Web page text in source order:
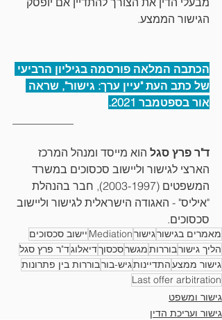
הגישור הממצע.
הכתבה המלאה פורסמה בגיליון הרביעי
של כתב העת "עיין ערך: גישור", שראה
אור בספטמבר 2021.
ד"ר פרץ סגל הוא מייסד ומנהל המרכז
הארצי לגישור וליישוב סכסוכים במשרד
המשפטים (2003-1997), חבר בהנהלת
"איליס" - האגודה הישראלית לגישור וליישוב
סכסוכים.
מאמרים בגישורגישורMediation יישוב סכסוכים
הליך גישורבוררותמגשרסכסוךדיאלוגד"ר פרץ סגל
גישור ממצעהתדיינותגיש-בורבוררות בין פתרונות
Last offer arbitration
גישור ומשפט
גישור ועריכת הדין